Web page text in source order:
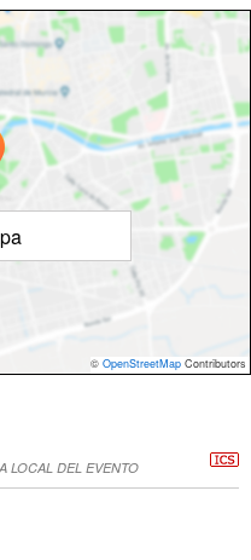
© OpenStreetMap Contributors
LOCAL DEL EVENTO